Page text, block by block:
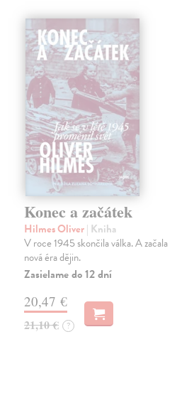
Konec a začátek
Hilmes Oliver| Kniha
V roce 1945 skončila válka. A začala
nová éra dějin.
Zasielame do 12 dní
20,47 €
21,10 € ?